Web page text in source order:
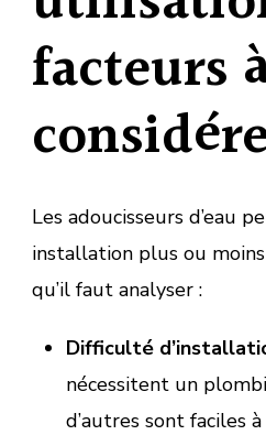
facteurs
Les adoucisseurs d’eau
installation plus ou
qu’il faut analyser :
Difficulté
nécessitent un
d’autres sont faciles